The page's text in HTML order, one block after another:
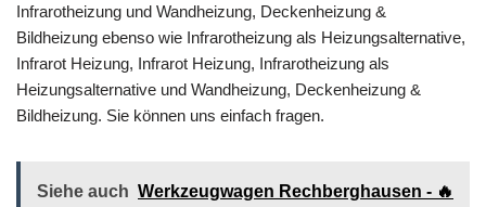
Infrarotheizung und Wandheizung, Deckenheizung &
Bildheizung ebenso wie Infrarotheizung als Heizungsalternative,
Infrarot Heizung, Infrarot Heizung, Infrarotheizung als
Heizungsalternative und Wandheizung, Deckenheizung &
Bildheizung. Sie können uns einfach fragen.
Siehe auch Werkzeugwagen Rechberghausen - 🔥